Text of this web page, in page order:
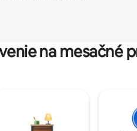
na mesačné